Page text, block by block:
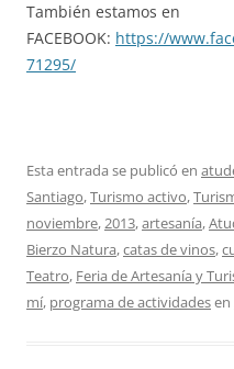
También estamos en
FACEBOOK: https://
71295/
Esta entrada se publicó en
Santiago,Turismo activo,
noviembre,2013,artesanía,
Bierzo Natura,catas de vinos,
Teatro, Feria de Artesanía y
mí, programa de actividadesen